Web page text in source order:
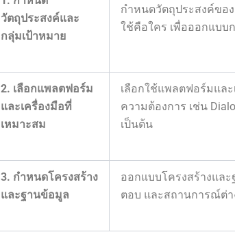
วัตถุประสงค์และ
กลุ่มเป้าหมาย
กำหนดวัตถุประสงค์ขอ
ใช้คือใคร เพื่อออกแบบ
2. เลือกแพลตฟอร์ม
และเครื่องมือที่
เหมาะสม
เลือกใช้แพลตฟอร์มและ
ความต้องการ เช่น
เป็นต้น
3. กำหนดโครงสร้าง
และฐานข้อมูล
ออกแบบโครงสร้างแล
ตอบ และสถานการณ์ต่า